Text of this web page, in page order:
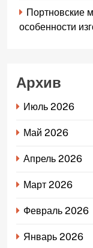
Портновские
особенности
Архив
Июль 2026
Май 2026
Апрель 2026
Март 2026
Февраль 2026
Январь 2026